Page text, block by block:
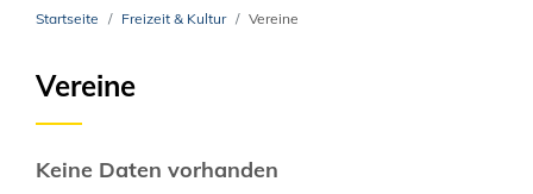
Startseite Freizeit & Kultur Vereine
Vereine
Keine Daten vorhanden